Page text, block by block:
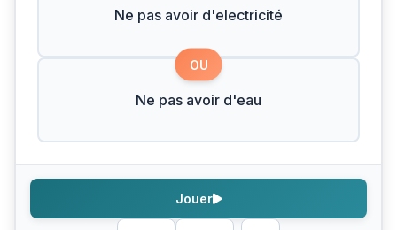
Ne pas avoir d'electricité
OU
Ne pas avoir d'eau
Jouer